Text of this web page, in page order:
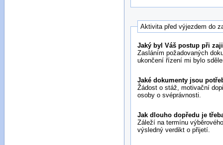
Aktivita před výjezdem do
Jaký byl Váš postup při
Zasláním požadovaných
ukončení řízení mi bylo
Jaké dokumenty jsou
Žádost o stáž, motivační
osoby o svéprávnosti.
Jak dlouho dopředu je
Záleží na termínu
výsledný verdikt o přijetí.